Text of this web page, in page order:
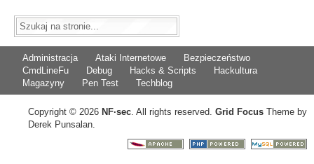
Administracja Ataki Internetowe
Bezpieczeństwo
CmdLineFu
Debug Hacks & Scripts
Hackultura
Magazyny
Pen Test Techblog
Copyright © 2026 NF·sec. All rights reserved. Grid Focus Theme by
Derek Punsalan.